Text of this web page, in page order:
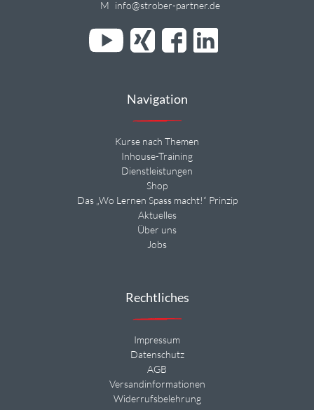
M info@strober-partner.de
Navigation
Kurse nach Themen
Inhouse-Training
Dienstleistungen
Shop
Das „Wo Lernen Spass macht!“ Prinzip
Aktuelles
Über uns
Jobs
Rechtliches
Impressum
Datenschutz
AGB
Versandinformationen
Widerrufsbelehrung